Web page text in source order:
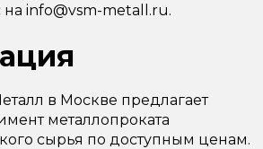
на info@vsm-metall.ru.
в Москве предлагает
металлопроката
сырья по доступным ценам.